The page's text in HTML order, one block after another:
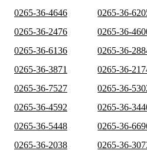
0265-36-4646
0265-36-
0265-36-2476
0265-36-
0265-36-6136
0265-36-
0265-36-3871
0265-36-
0265-36-7527
0265-36-
0265-36-4592
0265-36-
0265-36-5448
0265-36-
0265-36-2038
0265-36-